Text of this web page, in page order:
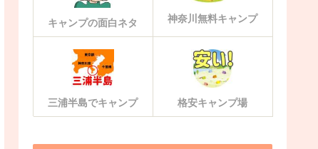
キャンプの面白ネタ 神奈川無料キャンプ
三浦半島でキャンプ 格安キャンプ場